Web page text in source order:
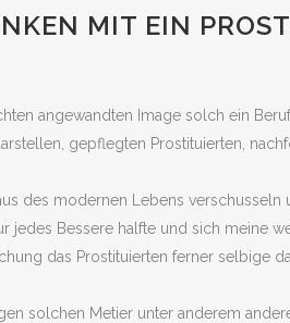
MIT EIN
angewandten Image solch ein
gepflegten Prostituierten,
des modernen Lebens verschusseln
Bessere halfte und sich meine
das Prostituierten ferner selbige
solchen Metier unter anderem